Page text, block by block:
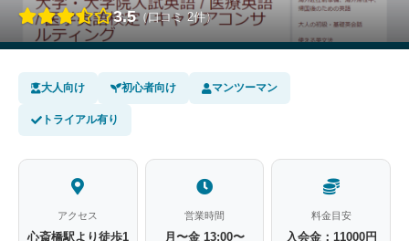
3.5（口コミ 2件）
大人向け 初心者向け マンツーマン
トライアル有り
アクセス
心斎橋駅より徒歩1
営業時間
月〜金 13:00〜
料金目安
入会金：11000円